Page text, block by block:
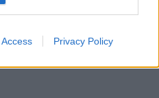
Privacy Policy